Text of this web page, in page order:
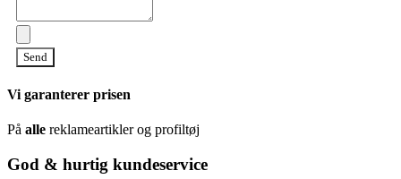
Send
Vi garanterer prisen
På alle reklameartikler og profiltøj
God & hurtig kundeservice